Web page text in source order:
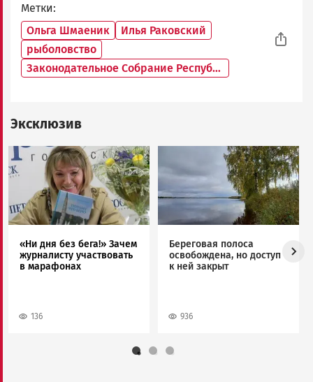
Метки
Ольга Шмаеник
Илья Раковский
рыболовство
Законодательное Собрание Республики Карелия
Эксклюзив
Image
«Ни дня без бега!» Зачем
журналисту участвовать
в марафонах
136
Береговая полоса
освобождена, но доступ
к ней закрыт
936